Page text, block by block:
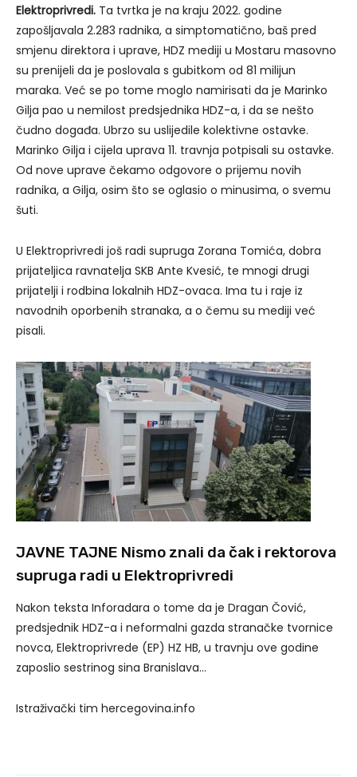
Elektroprivredi. Ta tvrtka je na kraju 2022. godine
zapošljavala 2.283 radnika, a simptomatično, baš pred
smjenu direktora i uprave, HDZ mediji u Mostaru masovno
su prenijeli da je poslovala s gubitkom od 81 milijun
maraka. Već se po tome moglo namirisati da je Marinko
Gilja pao u nemilost predsjednika HDZ-a, i da se nešto
čudno događa. Ubrzo su uslijedile kolektivne ostavke.
Marinko Gilja i cijela uprava 11. travnja potpisali su ostavke.
Od nove uprave čekamo odgovore o prijemu novih
radnika, a Gilja, osim što se oglasio o minusima, o svemu
šuti.
U Elektroprivredi još radi supruga Zorana Tomića, dobra
prijateljica ravnatelja SKB Ante Kvesić, te mnogi drugi
prijatelji i rodbina lokalnih HDZ-ovaca. Ima tu i raje iz
navodnih oporbenih stranaka, a o čemu su mediji već
pisali.
JAVNE TAJNE Nismo znali da čak i rektorova
supruga radi u Elektroprivredi
Nakon teksta Inforadara o tome da je Dragan Čović,
predsjednik HDZ-a i neformalni gazda stranačke tvornice
novca, Elektroprivrede (EP) HZ HB, u travnju ove godine
zaposlio sestrinog sina Branislava…
Istraživački tim hercegovina.info